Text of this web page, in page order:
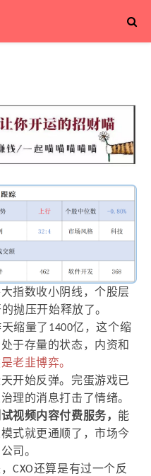
指数收小阴线，个股层
的抛压开始释放 了。
缩量了1400亿，这个缩
于存量的状态，内资和
老韭博弈。
开始反弹。完蛋游戏已
理的消息打击了情绪。
视频内容付费服务， 能
式就更通顺了，市场今
司。
CXO还算是有过一个反